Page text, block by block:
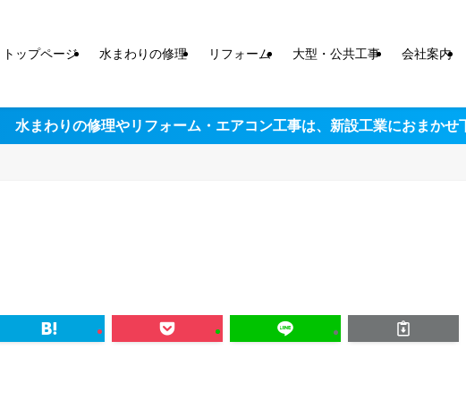
トップページ 水まわりの修理 リフォーム 大型・公共工事 会社案内
水まわりの修理やリフォーム・エアコン工事は、 新設工業におまかせ